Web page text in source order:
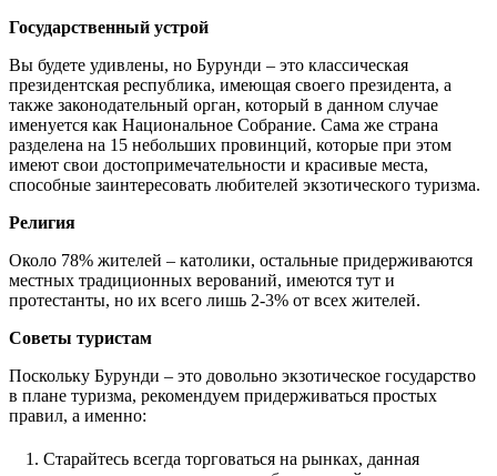
Государственный устрой
Вы будете удивлены, но Бурунди – это классическая
президентская республика, имеющая своего президента, а
также законодательный орган, который в данном случае
именуется как Национальное Собрание. Сама же страна
разделена на 15 небольших провинций, которые при этом
имеют свои достопримечательности и красивые места,
способные заинтересовать любителей экзотического туризма.
Религия
Около 78% жителей – католики, остальные придерживаются
местных традиционных верований, имеются тут и
протестанты, но их всего лишь 2-3% от всех жителей.
Советы туристам
Поскольку Бурунди – это довольно экзотическое государство
в плане туризма, рекомендуем придерживаться простых
правил, а именно:
Старайтесь всегда торговаться на рынках, данная